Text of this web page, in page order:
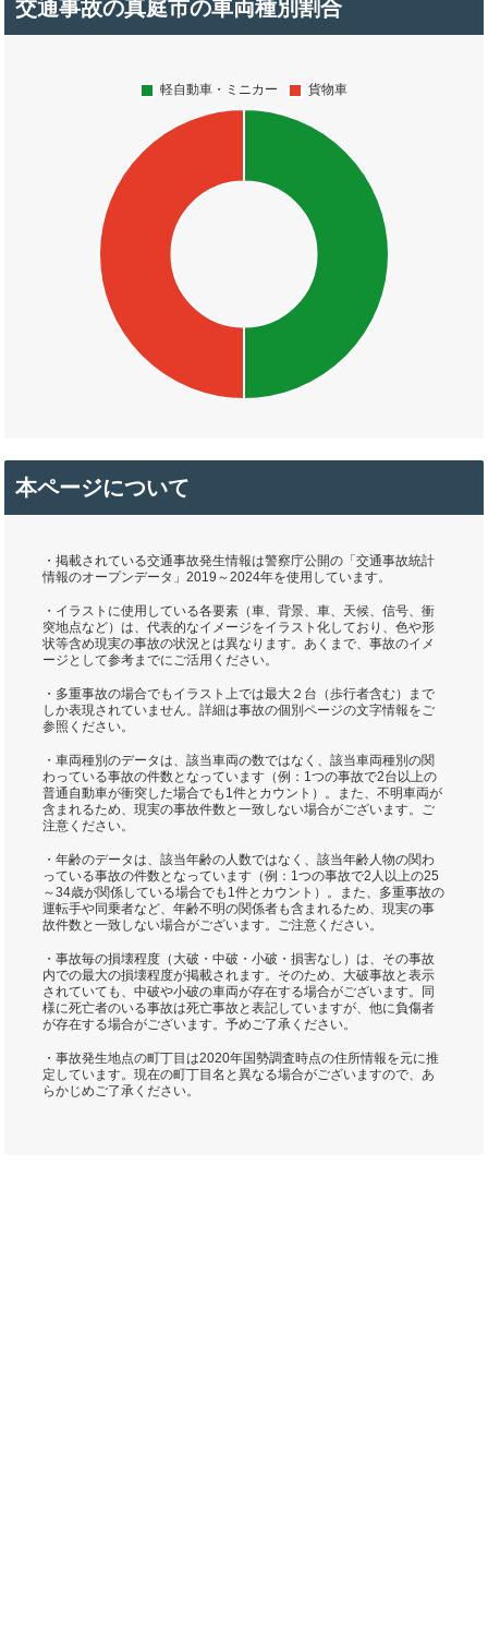
交通事故の真庭市の車両種別割合
本ページについて
・掲載されている交通事故発生情報は警察庁公開の「交通事故統計
情報のオープンデータ」2019～2024年を使用しています。
・イラストに使用している各要素（車、背景、車、天候、信号、衝
突地点など）は、代表的なイメージをイラスト化しており、色や形
状等含め現実の事故の状況とは異なります。あくまで、事故のイメ
ージとして参考までにご活用ください。
・多重事故の場合でもイラスト上では最大２台（歩行者含む）まで
しか表現されていません。詳細は事故の個別ページの文字情報をご
参照ください。
・車両種別のデータは、該当車両の数ではなく、該当車両種別の関
わっている事故の件数となっています（例：1つの事故で2台以上の
普通自動車が衝突した場合でも1件とカウント）。また、不明車両が
含まれるため、現実の事故件数と一致しない場合がございます。ご
注意ください。
・年齢のデータは、該当年齢の人数ではなく、該当年齢人物の関わ
っている事故の件数となっています（例：1つの事故で2人以上の25
～34歳が関係している場合でも1件とカウント）。また、多重事故の
運転手や同乗者など、年齢不明の関係者も含まれるため、現実の事
故件数と一致しない場合がございます。ご注意ください。
・事故毎の損壊程度（大破・中破・小破・損害なし）は、その事故
内での最大の損壊程度が掲載されます。そのため、大破事故と表示
されていても、中破や小破の車両が存在する場合がございます。同
様に死亡者のいる事故は死亡事故と表記していますが、他に負傷者
が存在する場合がございます。予めご了承ください。
・事故発生地点の町丁目は2020年国勢調査時点の住所情報を元に推
定しています。現在の町丁目名と異なる場合がございますので、あ
らかじめご了承ください。